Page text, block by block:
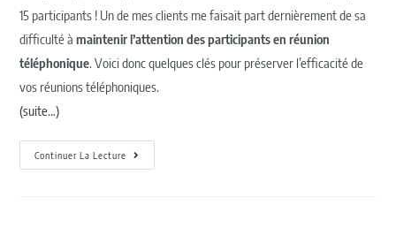
15 participants ! Un de mes clients me faisait part dernièrement de sa
difficulté à maintenir l’attention des participants en réunion
téléphonique. Voici donc quelques clés pour préserver l’efficacité de
vos réunions téléphoniques.
(suite…)
Continuer La Lecture